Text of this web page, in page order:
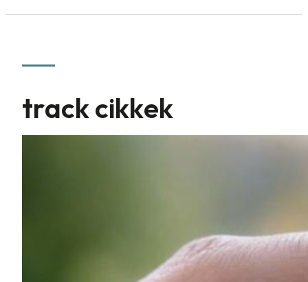
track cikkek